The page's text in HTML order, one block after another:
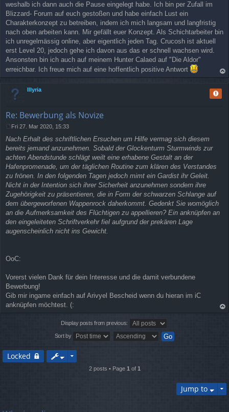
weshalb ich dann auch die Pause eingelegt habe. Ich bin per Zufall im
Blizzard- Forum auf euch gestoßen und habe einfach Lust ein
Charakterkonzept zu betreiben, indem ich mich langsam und langfristig
nach oben arbeiten kann. Mir gefällt euer Konzept. Als Schichtarbeiter bin
ich unregelmässig online, aber eigentlich jeden Tag. Crucosh ist aktuell
erst Level 20, jedoch gehe ich davon aus das er schnell wachsen wird.
Ansonsten bin ich auch auf meinem Hunter Calaed auf "Die Aldor"
erreichbar. Ich freue mich auf eine hoffentlich positive Antwort
op
Illyria
Re: Bewerbung als Novize
o
s
t
Fri 27. Mar 2020, 15:33
Nach Erhalt des schriftlichen Ersuchen um Hilfe vermag sich diesem
bereits jemand anzunehmen. Sobald der Glockenturm Sturmwinds zur
achten Abendstunde schlägt weilt eine erhabene Gestalt an der
Hafenpromenade, um der täglichen Routine zum klären des Verstandes
zu frönen. In den folgenden Tagen jedoch mimt ein Gardist ihr Geleit.
Nicht in der Intention sich ihrer Sicherheit anzunehmen sondern ihre
Zugehörigkeit zu präsentieren, die in Form der schwarzen Schlange auf
dem übergeworfenen Wappenrock daherkommt. Gedenkt Sie womöglich
an die Aufmerksamkeit des Flüchtigen zu appellieren? Ein anknüpfen an
den eingeleiteten Schriftverkehr fiel aufgrund der prekären Lage
augenscheinlich nicht ins Gewicht.
OoC:
Vorerst vielen Dank für dein Interesse und die damit verbundene
Bewerbung!
Gib mir ingame einfach auf Arivyel Bescheid wenn du hieran im iC
anknüpfen möchtest. (:
Display posts from previous:
Sort by
Locked
2 posts • Page 1 of 1
Jump to